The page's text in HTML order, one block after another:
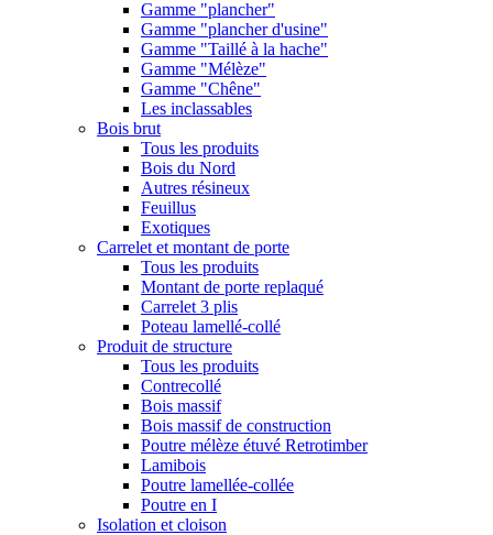
Gamme "plancher"
Gamme "plancher d'usine"
Gamme "Taillé à la hache"
Gamme "Mélèze"
Gamme "Chêne"
Les inclassables
Bois brut
Tous les produits
Bois du Nord
Autres résineux
Feuillus
Exotiques
Carrelet et montant de porte
Tous les produits
Montant de porte replaqué
Carrelet 3 plis
Poteau lamellé-collé
Produit de structure
Tous les produits
Contrecollé
Bois massif
Bois massif de construction
Poutre mélèze étuvé Retrotimber
Lamibois
Poutre lamellée-collée
Poutre en I
Isolation et cloison